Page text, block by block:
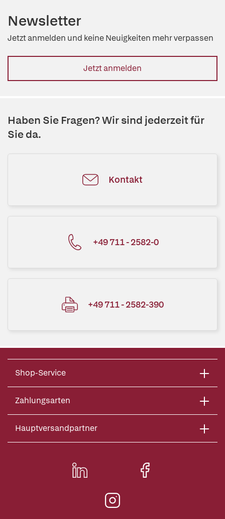
Newsletter
Jetzt anmelden und keine Neuigkeiten mehr verpassen
Jetzt anmelden
Haben Sie Fragen? Wir sind jederzeit für
Sie da.
Kontakt
+49 711 - 2582-0
+49 711 - 2582-390
Shop-Service
Zahlungsarten
Hauptversandpartner